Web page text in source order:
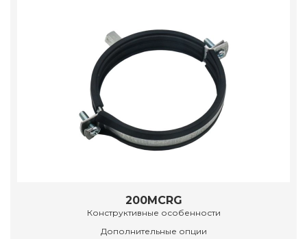
200MCRG
Конструктивные особенности
Дополнительные опции